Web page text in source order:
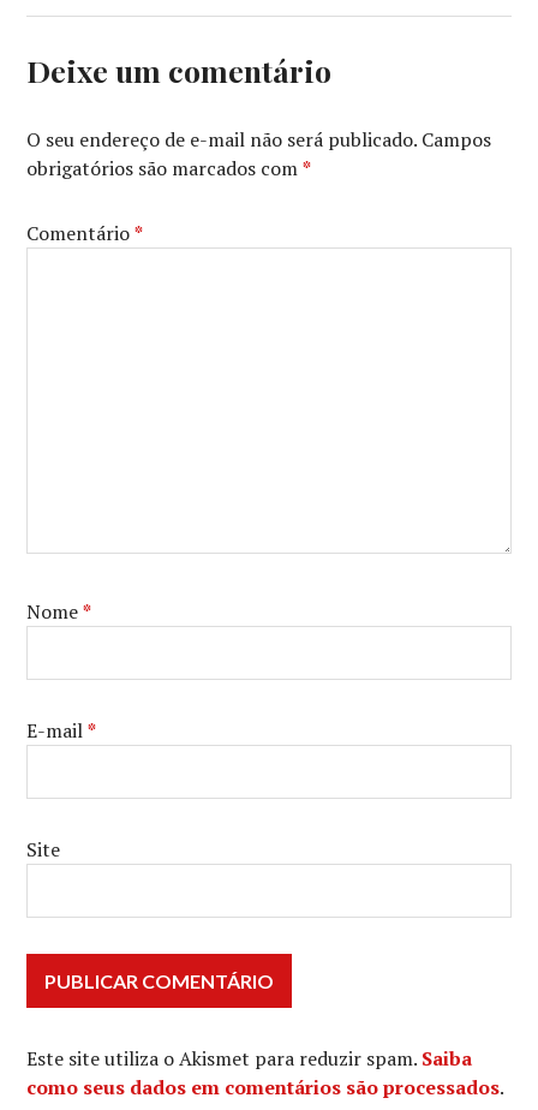
STUDIOS,
PRIMEIRA
PROFECIA,
PROFECIA
,
STEVENSON,
BRAGA,
THE
Deixe um comentário
O seu endereço de e-mail não será publicado. Campos
obrigatórios são marcados com*
Comentário*
Nome*
E-mail*
Site
Este site utiliza o Akismet para reduzir spam. Saiba
como seus dados em comentários são processados.